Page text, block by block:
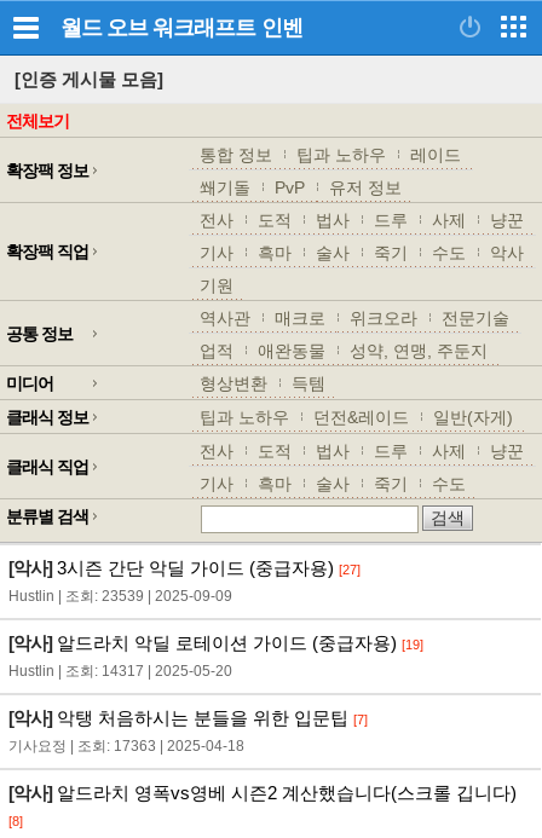
월드 오브 워크래프트 인벤
[인증 게시물 모음]
전체보기
확장팩 정보
통합 정보 팁과 노하우
레이드
쐐기돌
PvP 유저 정보
확장팩 직업
전사 도적 법사 드루 사제
냥꾼
기사
흑마 술사 죽기 수도
악사
기원
공통 정보
역사관 매크로 위크오라
전문기술
업적
애완동물
성약, 연맹, 주둔지
미디어
형상변환
득템
클래식 정보
팁과 노하우 던전&레이드 일반(자게)
클래식 직업
전사 도적 법사 드루 사제
냥꾼
기사
흑마 술사 죽기
수도
분류별 검색
[악사]3시즌 간단 악딜 가이드 (중급자용) [27]
Hustlin | 조회: 23539 | 2025-09-09
[악사]알드라치 악딜 로테이션 가이드 (중급자용) [19]
Hustlin | 조회: 14317 | 2025-05-20
[악사]악탱 처음하시는 분들을 위한 입문팁 [7]
기사요정 | 조회: 17363 | 2025-04-18
[악사]알드라치 영폭vs영베 시즌2 계산했습니다(스크롤 깁니다)
[8]